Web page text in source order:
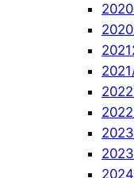
2020
2021
2022
2023
2024